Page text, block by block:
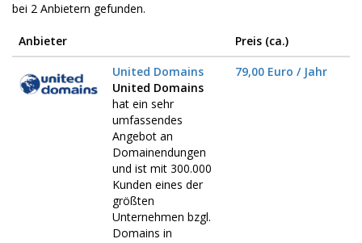
bei 2 Anbietern gefunden.
Anbieter
Preis (ca.)
United Domains
United Domains
hat ein sehr
umfassendes
Angebot an
Domainendungen
und ist mit 300.000
Kunden eines der
größten
Unternehmen bzgl.
Domains in
79,00 Euro / Jahr